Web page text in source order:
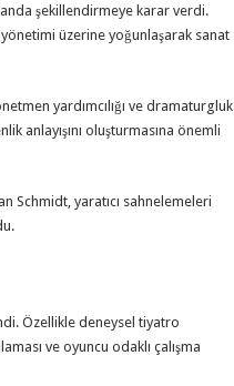
şekillendirmeye karar verdi.
üzerine yoğunlaşarak sanat
yardımcılığı ve dramaturgluk
anlayışını oluşturmasına önemli
Schmidt, yaratıcı sahnelemeleri
Özellikle deneysel tiyatro
ve oyuncu odaklı çalışma